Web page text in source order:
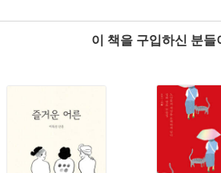
이 책을 구입하신 분